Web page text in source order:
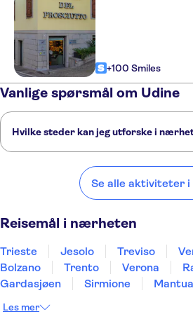
+100 Smiles
Vanlige spørsmål om Udine
Hvilke steder kan jeg utforske i
Treviso Venezia
Se alle aktiviteter i
Reisemål i nærheten
Trieste Jesolo Treviso
Bolzano
Trento Verona
Gardasjøen
Sirmione Mantua
Les mer